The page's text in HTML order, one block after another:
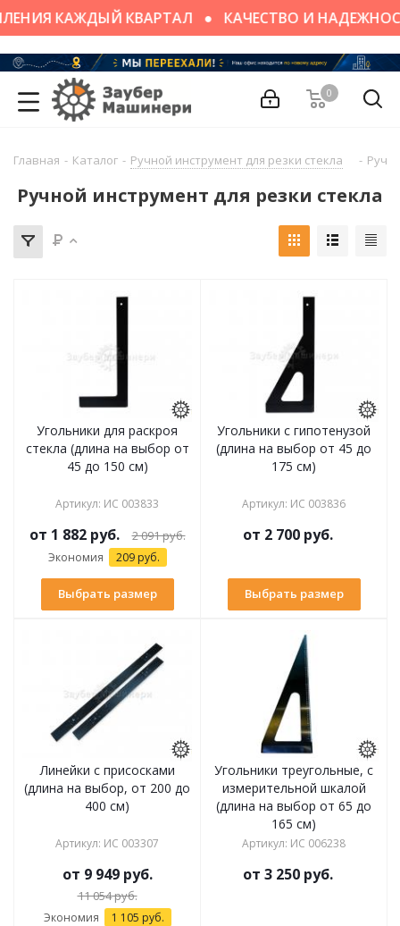
КАЖДЫЙ КВАРТАЛ КАЧЕСТВО И
0
Главная - Каталог - Ручной инструмент для резки стекла -
Ручной инструмент для резки стекла
Угольники для раскроя
стекла (длина на выбор от
45 до 150 см)
Артикул: ИС 003833
от 1 882 руб. 2 091 руб.
Экономия 209 руб.
Выбрать размер
Угольники с гипотенузой
(длина на выбор от 45 до
175 см)
Артикул: ИС 003836
от 2 700 руб.
Выбрать размер
Линейки с присосками
(длина на выбор, от 200 до
400 см)
Артикул: ИС 003307
от 9 949 руб.
11 054 руб.
Экономия 1 105 руб.
Угольники треугольные, с
измерительной шкалой
(длина на выбор от 65 до
165 см)
Артикул: ИС 006238
от 3 250 руб.